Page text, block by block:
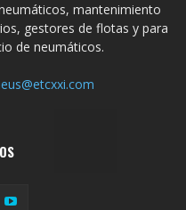
mantenimiento
gestores de flotas y para
de neumáticos.